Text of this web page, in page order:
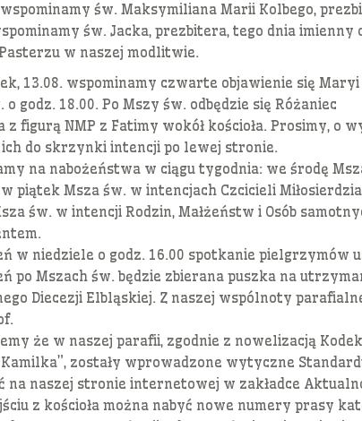
św. Maksymiliana Marii Kolbego,
św. Jacka, prezbitera, tego dnia
w naszej modlitwie.
13.08. wspominamy czwarte objawienie się
o godz. 18.00. Po Mszy św. odbędzie się Różaniec
z figurą NMP z Fatimy wokół kościoła. Prosimy,
ich do skrzynki intencji po lewej stronie.
na nabożeństwa w ciągu tygodnia: we środę
piątek Msza św. w intencjach Czcicieli
św. w intencji Rodzin, Małżeństw i Osób
w niedziele o godz. 16.00 spotkanie pielgrzymów
po Mszach św. będzie zbierana puszka na
Diecezji Elbląskiej. Z naszej wspólnoty
że w naszej parafii, zgodnie z nowelizacją
zostały wprowadzone wytyczne
na naszej stronie internetowej w zakładce
z kościoła można nabyć nowe numery prasy